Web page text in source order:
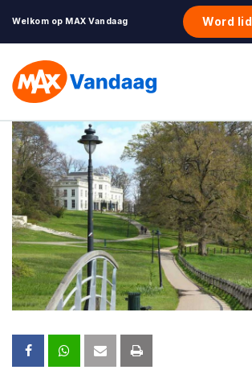
Welkom op MAX Vandaag Word lid